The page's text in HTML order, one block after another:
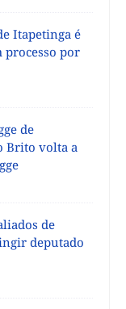
Itapetinga é
processo por
de
Brito volta a
de
deputado